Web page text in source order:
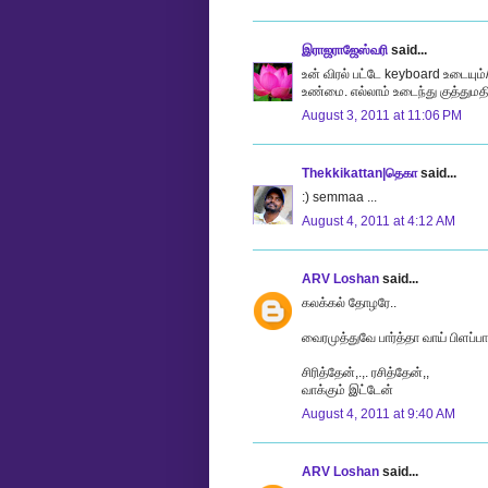
இராஜராஜேஸ்வரி said...
உன் விரல் பட்டே keyboard உடையும்/
உண்மை. எல்லாம் உடைந்து
August 3, 2011 at 11:06 PM
Thekkikattan|தெகாsaid...
:) semmaa ...
August 4, 2011 at 4:12 AM
ARV Loshan said...
கலக்கல் தோழரே..
வைரமுத்துவே பார்த்தா வாய்
சிரித்தேன்,.,. ரசித்தேன்,,
வாக்கும் இட்டேன்
August 4, 2011 at 9:40 AM
ARV Loshan said...